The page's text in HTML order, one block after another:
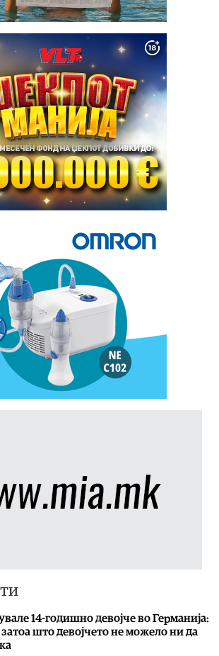
14-годишно девојче во Германија:
што девојчето не можело ни да